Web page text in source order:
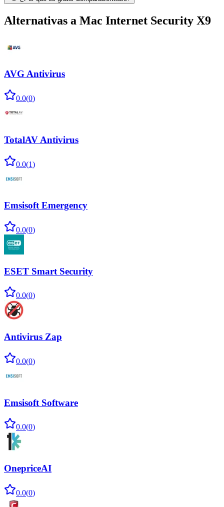
Alternativas a Mac Internet Security X9
AVG Antivirus
0.0(0)
TotalAV Antivirus
0.0(1)
Emsisoft Emergency
0.0(0)
ESET Smart Security
0.0(0)
Antivirus Zap
0.0(0)
Emsisoft Software
0.0(0)
OnepriceAI
0.0(0)